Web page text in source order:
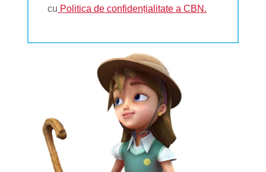
cu Politica de confidențialitate a CBN.